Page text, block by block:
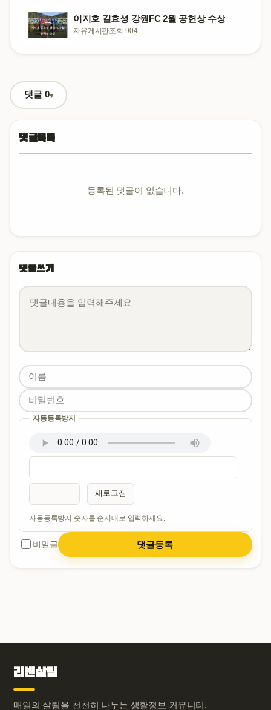
이지호 길효성 강원FC 2월 공헌상 수상
자유게시판조회 904
댓글0
댓글목록
등록된 댓글이 없습니다.
댓글쓰기
내용
이름필수
비밀번호
자동등록방지
새로고침
자동등록방지 숫자를 순서대로 입력하세요.
비밀글 댓글등록
리넨살림
매일의 살림을 천천히 나누는 생활정보 커뮤니티.